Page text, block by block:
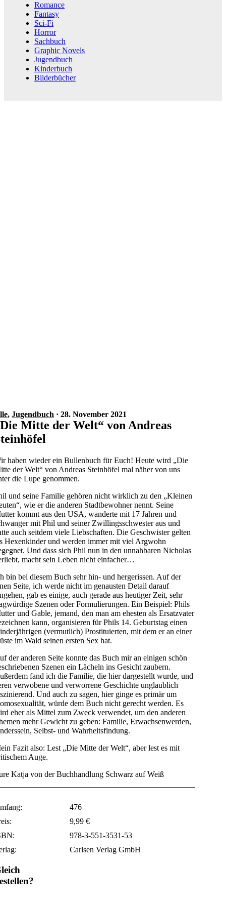
Romance
Fantasy
Sci-Fi
Horror
Sachbuch
Graphic Novels
Jugendbuch
Kinderbuch
Bilderbücher
, Jugendbuch · 28. November 2021
Mitte der Welt“ von Andreas
haben wieder ein Bullenbuch für Euch! Heute wird „Die
der Welt“ von Andreas Steinhöfel mal näher von uns
die Lupe genommen.
und seine Familie gehören nicht wirklich zu den „Kleinen
wie er die anderen Stadtbewohner nennt. Seine
kommt aus den USA, wanderte mit 17 Jahren und
mit Phil und seiner Zwillingsschwester aus und
auch seitdem viele Liebschaften. Die Geschwister gelten
Hexenkinder und werden immer mit viel Argwohn
Und dass sich Phil nun in den unnahbaren Nicholas
macht sein Leben nicht einfacher…
bin bei diesem Buch sehr hin- und hergerissen. Auf der
Seite, ich werde nicht im genausten Detail darauf
gab es einige, auch gerade aus heutiger Zeit, sehr
Szenen oder Formulierungen. Ein Beispiel: Phils
und Gable, jemand, den man am ehesten als Ersatzvater
kann, organisieren für Phils 14. Geburtstag einen
(vermutlich) Prostituierten, mit dem er an einer
im Wald seinen ersten Sex hat.
der anderen Seite konnte das Buch mir an einigen schön
Szenen ein Lächeln ins Gesicht zaubern.
fand ich die Familie, die hier dargestellt wurde, und
verwobene und verworrene Geschichte unglaublich
Und auch zu sagen, hier ginge es primär um
würde dem Buch nicht gerecht werden. Es
eher als Mittel zum Zweck verwendet, um den anderen
mehr Gewicht zu geben: Familie, Erwachsenwerden,
Selbst- und Wahrheitsfindung.
Fazit also: Lest „Die Mitte der Welt“, aber lest es mit
Auge.
Katja von der Buchhandlung Schwarz auf Weiß
476
9,99 €
978-3-551-3531-53
Carlsen Verlag GmbH